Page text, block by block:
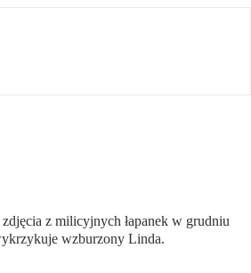
z milicyjnych łapanek w grudniu
wzburzony Linda.